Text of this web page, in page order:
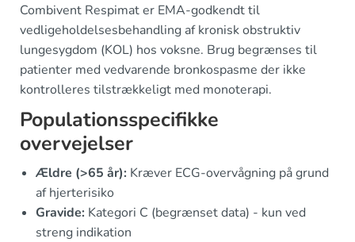
Combivent Respimat er EMA-godkendt til
vedligeholdelsesbehandling af kronisk obstruktiv
lungesygdom (KOL) hos voksne. Brug begrænses til
patienter med vedvarende bronkospasme der ikke
kontrolleres tilstrækkeligt med monoterapi.
Populationsspecifikke
overvejelser
Ældre (>65 år): Kræver ECG-overvågning på grund
af hjerterisiko
Gravide: Kategori C (begrænset data) - kun ved
streng indikation